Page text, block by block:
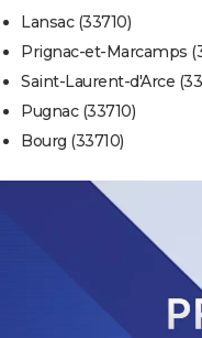
Lansac (33710)
Prignac-et-Marcamps
Saint-Laurent-d'Arce
Pugnac (33710)
Bourg (33710)